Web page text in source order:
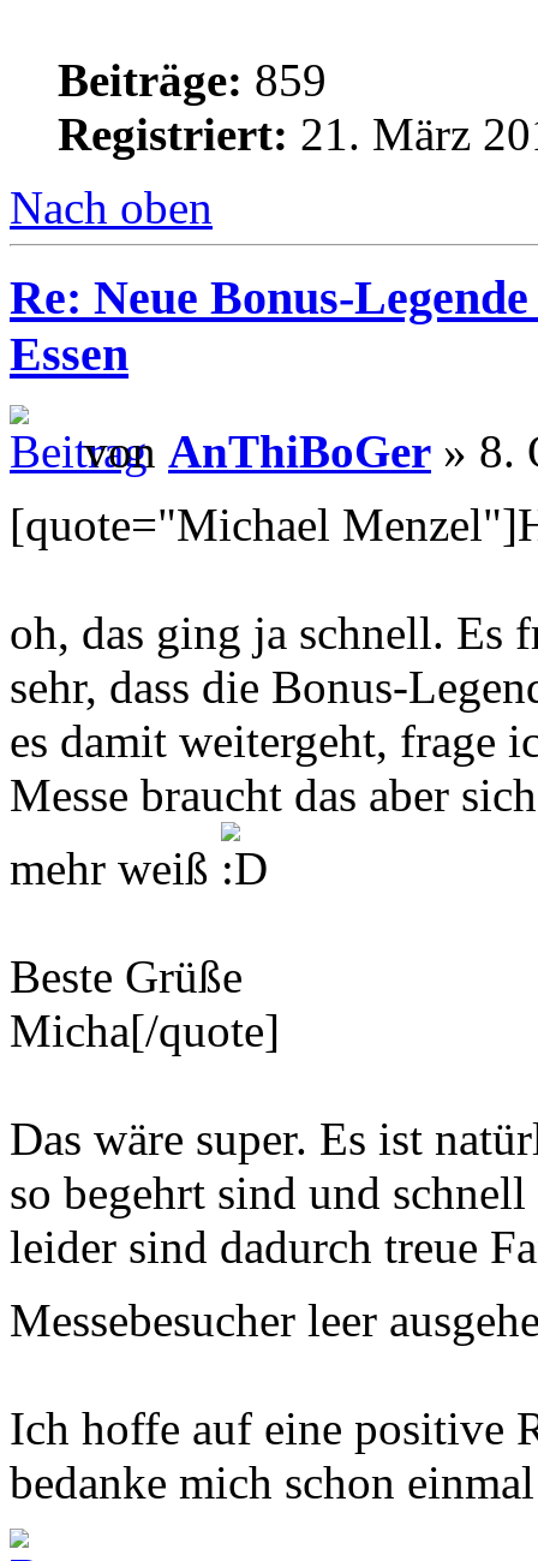
Beiträge: 859
Registriert: 21. März
Nach oben
Re: Neue Bonus-
Essen
von AnThiBoGer » 8.
[quote="Michael
oh, das ging ja schnell. Es
sehr, dass die Bonus-
es damit weitergeht, frage
Messe braucht das aber
mehr weiß
Beste Grüße
Micha[/quote]
Das wäre super. Es ist
so begehrt sind und
leider sind dadurch treue
Messebesucher leer
Ich hoffe auf eine positive
bedanke mich schon